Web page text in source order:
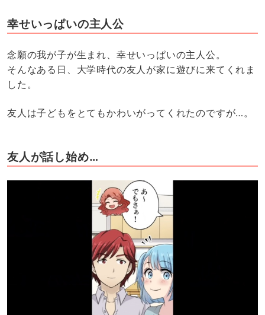
幸せいっぱいの主人公
念願の我が子が生まれ、幸せいっぱいの主人公。
そんなある日、大学時代の友人が家に遊びに来てくれま
した。
友人は子どもをとてもかわいがってくれたのですが…。
友人が話し始め…